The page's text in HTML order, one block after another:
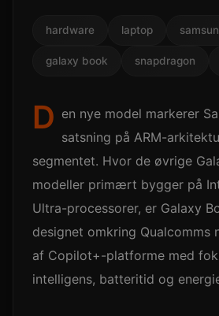
hardware laptop
galaxy book snapdragon
D en nye model markerer
satsning på ARM-
segmentet. Hvor de øvrige
modeller primært bygger på
Ultra-processorer, er Galaxy
designet omkring Qualcomms
af Copilot+-platforme med
intelligens, batteritid og